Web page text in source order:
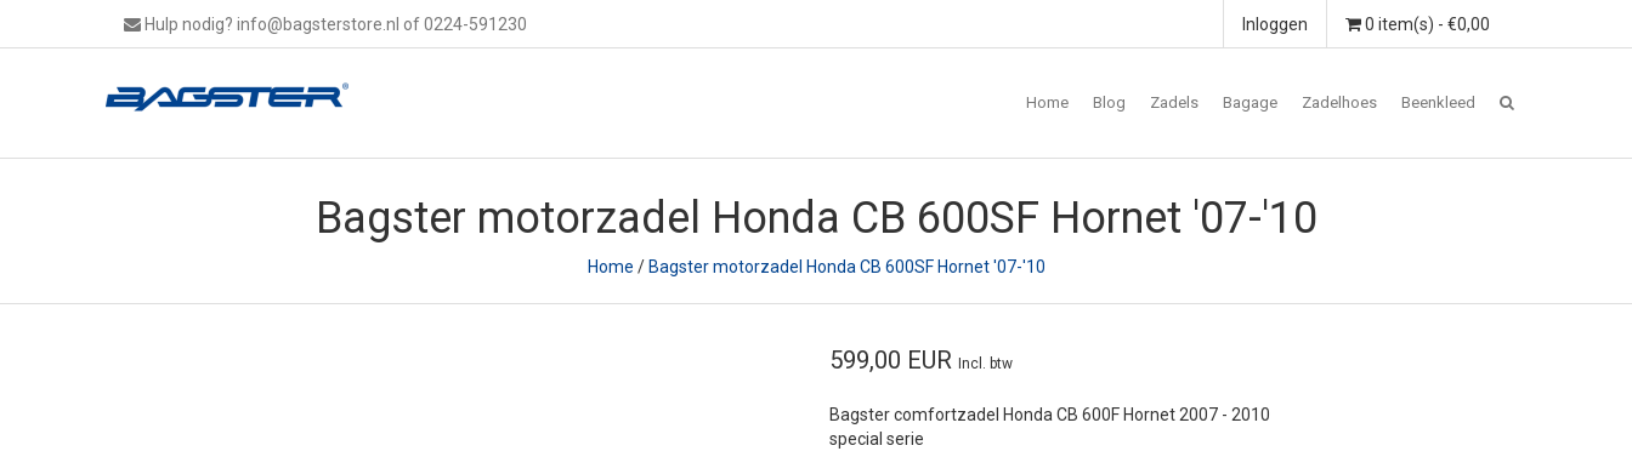
Hulp nodig? info@bagsterstore.nl of 0224-591230 0 item(s) - €0,00
Inloggen
Home Blog Zadels Bagage Zadelhoes Beenkleed
Bagster motorzadel Honda CB 600SF Hornet '07-'10
Home /Bagster motorzadel Honda CB 600SF Hornet '07-'10
599,00 EUR Incl. btw
Bagster comfortzadel Honda CB 600F Hornet 2007 - 2010
special serie